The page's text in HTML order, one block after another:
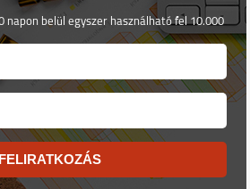
napon belül egyszer használható fel 10.000
FELIRATKOZÁS